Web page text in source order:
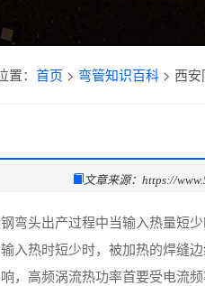
置： 首页 > 弯管知识百科 > 西
文章来源：https://
弯头出产过程中当输入热量短
入热时短少时，被加热的焊缝
，高频涡流热功率首要受电流